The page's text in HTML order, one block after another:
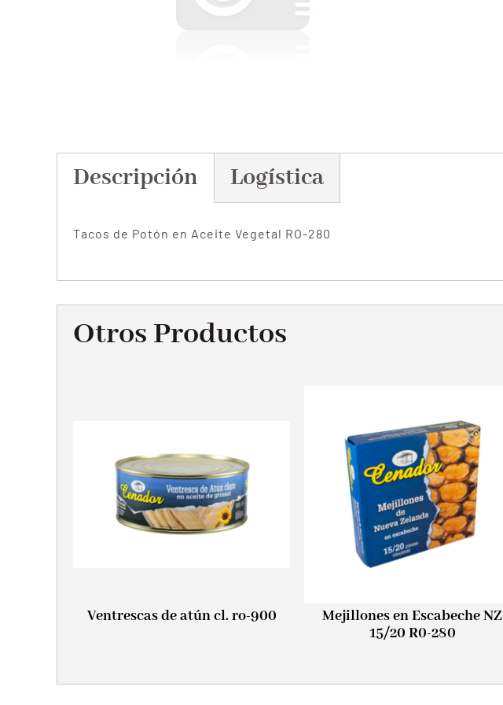
Descripción Logística
Tacos de Potón en Aceite Vegetal RO-280
Otros Productos
Ventrescas de atún cl. ro-900
Mejillones en Escabeche NZ
15/20 R0-280